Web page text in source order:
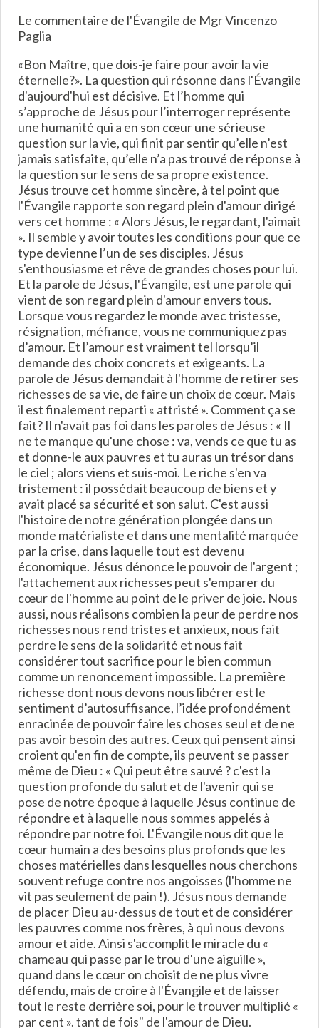
Le commentaire de l'Évangile de Mgr Vincenzo
Paglia
«Bon Maître, que dois-je faire pour avoir la vie
éternelle?». La question qui résonne dans l'Évangile
d'aujourd'hui est décisive. Et l’homme qui
s’approche de Jésus pour l’interroger représente
une humanité qui a en son cœur une sérieuse
question sur la vie, qui finit par sentir qu’elle n’est
jamais satisfaite, qu’elle n’a pas trouvé de réponse à
la question sur le sens de sa propre existence.
Jésus trouve cet homme sincère, à tel point que
l'Évangile rapporte son regard plein d'amour dirigé
vers cet homme : « Alors Jésus, le regardant, l'aimait
». Il semble y avoir toutes les conditions pour que ce
type devienne l’un de ses disciples. Jésus
s'enthousiasme et rêve de grandes choses pour lui.
Et la parole de Jésus, l'Évangile, est une parole qui
vient de son regard plein d'amour envers tous.
Lorsque vous regardez le monde avec tristesse,
résignation, méfiance, vous ne communiquez pas
d’amour. Et l’amour est vraiment tel lorsqu’il
demande des choix concrets et exigeants. La
parole de Jésus demandait à l'homme de retirer ses
richesses de sa vie, de faire un choix de cœur. Mais
il est finalement reparti « attristé ». Comment ça se
fait? Il n'avait pas foi dans les paroles de Jésus : « Il
ne te manque qu'une chose : va, vends ce que tu as
et donne-le aux pauvres et tu auras un trésor dans
le ciel ; alors viens et suis-moi. Le riche s'en va
tristement : il possédait beaucoup de biens et y
avait placé sa sécurité et son salut. C'est aussi
l'histoire de notre génération plongée dans un
monde matérialiste et dans une mentalité marquée
par la crise, dans laquelle tout est devenu
économique. Jésus dénonce le pouvoir de l'argent ;
l'attachement aux richesses peut s'emparer du
cœur de l'homme au point de le priver de joie. Nous
aussi, nous réalisons combien la peur de perdre nos
richesses nous rend tristes et anxieux, nous fait
perdre le sens de la solidarité et nous fait
considérer tout sacrifice pour le bien commun
comme un renoncement impossible. La première
richesse dont nous devons nous libérer est le
sentiment d’autosuffisance, l’idée profondément
enracinée de pouvoir faire les choses seul et de ne
pas avoir besoin des autres. Ceux qui pensent ainsi
croient qu'en fin de compte, ils peuvent se passer
même de Dieu : « Qui peut être sauvé ? c'est la
question profonde du salut et de l'avenir qui se
pose de notre époque à laquelle Jésus continue de
répondre et à laquelle nous sommes appelés à
répondre par notre foi. L'Évangile nous dit que le
cœur humain a des besoins plus profonds que les
choses matérielles dans lesquelles nous cherchons
souvent refuge contre nos angoisses (l'homme ne
vit pas seulement de pain !). Jésus nous demande
de placer Dieu au-dessus de tout et de considérer
les pauvres comme nos frères, à qui nous devons
amour et aide. Ainsi s'accomplit le miracle du «
chameau qui passe par le trou d'une aiguille »,
quand dans le cœur on choisit de ne plus vivre
défendu, mais de croire à l'Évangile et de laisser
tout le reste derrière soi, pour le trouver multiplié «
par cent ». tant de fois" de l'amour de Dieu.